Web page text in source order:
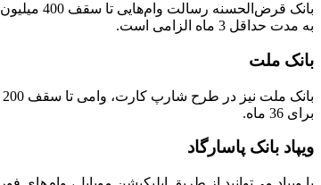
به مدت حداقل 3 ماه الزامی است.
بانک ملت
برای 36 ماه.
ویپاد بانک پاسارگاد